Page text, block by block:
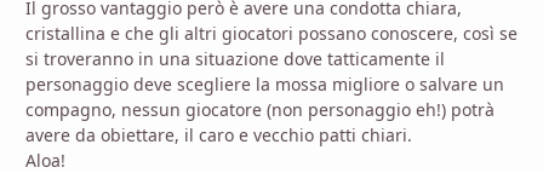
Il grosso vantaggio però è avere una condotta chiara,
cristallina e che gli altri giocatori possano conoscere, così se
si troveranno in una situazione dove tatticamente il
personaggio deve scegliere la mossa migliore o salvare un
compagno, nessun giocatore (non personaggio eh!) potrà
avere da obiettare, il caro e vecchio patti chiari.
Aloa!